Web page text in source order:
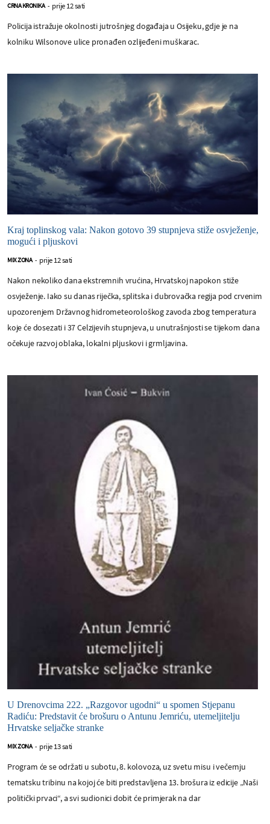
CRNA KRONIKA - prije 12 sati
Policija istražuje okolnosti jutrošnjeg događaja u Osijeku, gdje je na
kolniku Wilsonove ulice pronađen ozlijeđeni muškarac.
Kraj toplinskog vala: Nakon gotovo 39 stupnjeva stiže osvježenje,
mogući i pljuskovi
MIX ZONA - prije 12 sati
Nakon nekoliko dana ekstremnih vrućina, Hrvatskoj napokon stiže
osvježenje. Iako su danas riječka, splitska i dubrovačka regija pod crvenim
upozorenjem Državnog hidrometeorološkog zavoda zbog temperatura
koje će dosezati i 37 Celzijevih stupnjeva, u unutrašnjosti se tijekom dana
očekuje razvoj oblaka, lokalni pljuskovi i grmljavina.
U Drenovcima 222. „Razgovor ugodni“ u spomen Stjepanu
Radiću: Predstavit će brošuru o Antunu Jemriću, utemeljitelju
Hrvatske seljačke stranke
MIX ZONA - prije 13 sati
Program će se održati u subotu, 8. kolovoza, uz svetu misu i večernju
tematsku tribinu na kojoj će biti predstavljena 13. brošura iz edicije „Naši
politički prvaci“, a svi sudionici dobit će primjerak na dar